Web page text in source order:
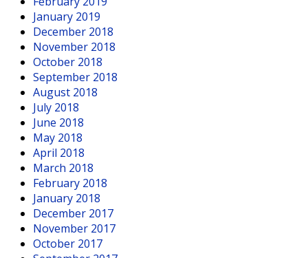
January 2019
December 2018
November 2018
October 2018
September 2018
August 2018
July 2018
June 2018
May 2018
April 2018
March 2018
February 2018
January 2018
December 2017
November 2017
October 2017